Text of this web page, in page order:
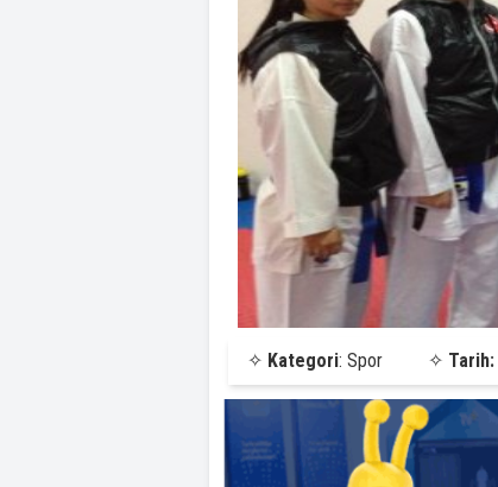
✧ Kategori: Spor ✧ Tarih: